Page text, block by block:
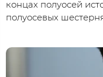
концах полуосей
полуосевых